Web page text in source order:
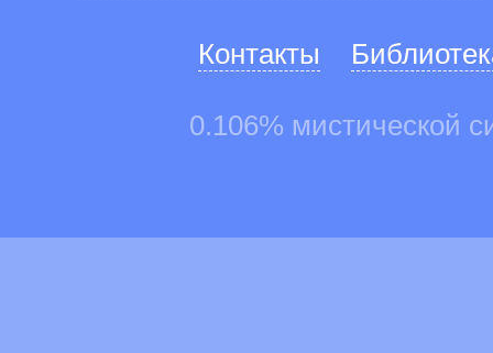
Контакты
0.106% мистической